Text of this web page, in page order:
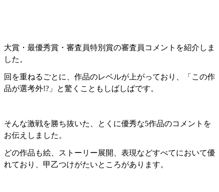
大賞・最優秀賞・審査員特別賞の審査員コメントを紹介しま
した。
回を重ねるごとに、作品のレベルが上がっており、「この作
品が選考外!?」と驚くこともしばしばです。
そんな激戦を勝ち抜いた、とくに優秀な5作品のコメントを
お伝えしました。
どの作品も絵、ストーリー展開、表現などすべてにおいて優
れており、甲乙つけがたいところがあります。